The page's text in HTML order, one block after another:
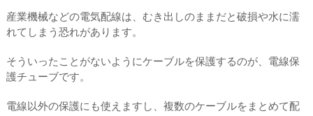
産業機械などの電気配線は、むき出しのままだと破損や水に濡
れてしまう恐れがあります。
そういったことがないようにケーブルを保護するのが、電線保
護チューブです。
電線以外の保護にも使えますし、複数のケーブルをまとめて配